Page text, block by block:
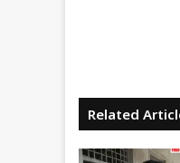
Related